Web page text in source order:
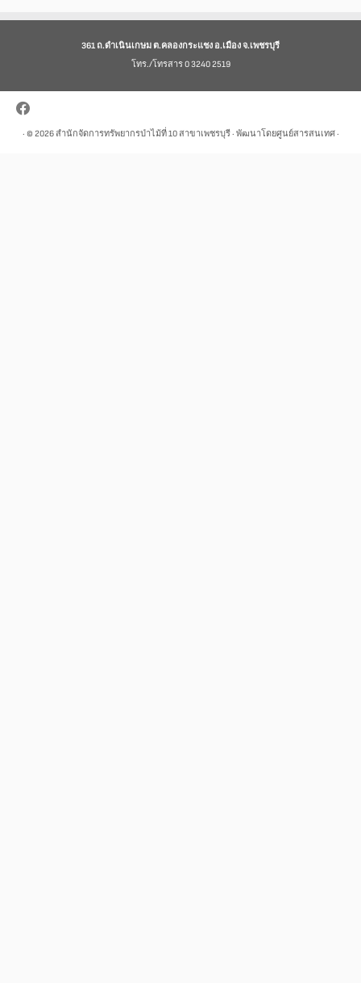
361 ถ.ดำเนินเกษม ต.คลองกระแชง อ.เมือง จ.เพชรบุรี
โทร./โทรสาร 0 3240 2519
· © 2026สำนักจัดการทรัพยากรป่าไม้ที่ 10 สาขาเพชรบุรี· พัฒนาโดยศูนย์สารสนเทศ ·